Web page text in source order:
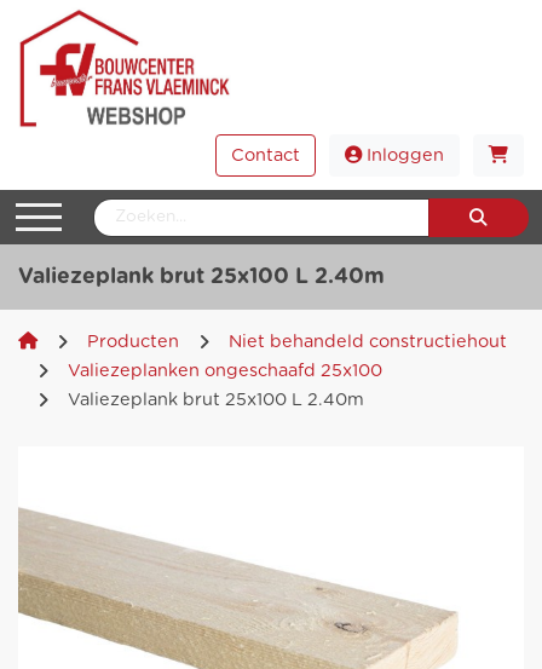
Contact Inloggen
Valiezeplank brut 25x100 L 2.40m
Producten
Niet behandeld constructiehout
Valiezeplanken ongeschaafd 25x100
Valiezeplank brut 25x100 L 2.40m